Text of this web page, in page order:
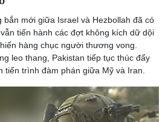
bắn mới giữa Israel và Hezbollah đã có
tiến hành các đợt không kích dữ dội
hàng chục người thương vong.
leo thang, Pakistan tiếp tục thúc đẩy
tiến trình đàm phán giữa Mỹ và Iran.